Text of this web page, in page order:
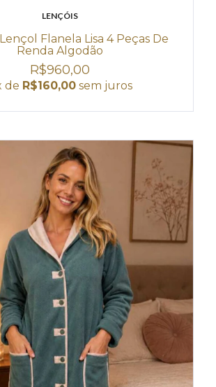
LENÇÓIS
Flanela Lisa 4 Peças De
Renda Algodão
R$960,00
de R$160,00sem juros